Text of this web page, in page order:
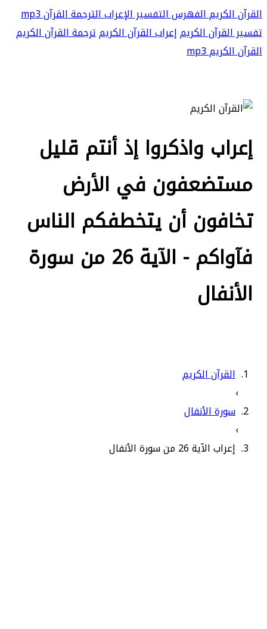
القرآن الكريمالفهرسالتفسيرالإعرابالترجمةالقرآن mp3
تفسير القرآن الكريمإعراب القرآن الكريمترجمة القرآن الكريم
القرآن الكريم mp3
إعراب واذكروا إذ أنتم قليل
مستضعفون في الأرض
تخافون أن يتخطفكم الناس
فآواكم - الآية 26 من سورة
الأنفال
القرآن الكريم
›
سورة الأنفال
›
إعراب الآية 26 من سورة الأنفال